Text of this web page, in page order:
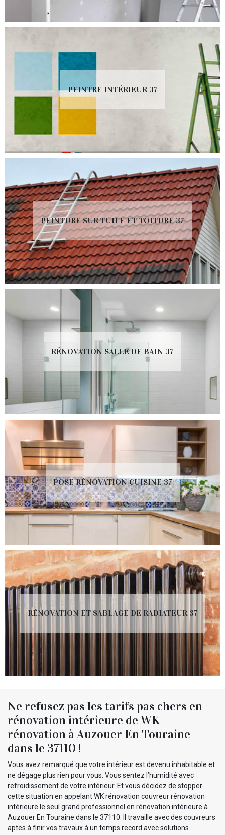
PEINTRE INTÉRIEUR 37
PEINTURE SUR TUILE ET TOITURE 37
RÉNOVATION SALLE DE BAIN 37
POSE RÉNOVATION CUISINE 37
RÉNOVATION ET SABLAGE DE RADIATEUR 37
Ne refusez pas les tarifs pas chers en
rénovation intérieure de WK
rénovation à Auzouer En Touraine
dans le 37110 !
Vous avez remarqué que votre intérieur est devenu inhabitable et
ne dégage plus rien pour vous. Vous sentez l’humidité avec
refroidissement de votre intérieur. Et vous décidez de stopper
cette situation en appelant WK rénovation couvreur rénovation
intérieure le seul grand professionnel en rénovation intérieure à
Auzouer En Touraine dans le 37110. Il travaille avec des couvreurs
aptes à finir vos travaux à un temps record avec solutions